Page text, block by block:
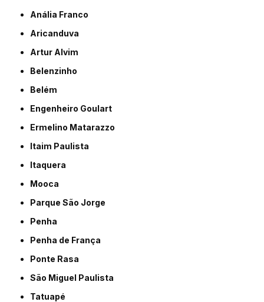
Anália Franco
Aricanduva
Artur Alvim
Belenzinho
Belém
Engenheiro Goulart
Ermelino Matarazzo
Itaim Paulista
Itaquera
Mooca
Parque São Jorge
Penha
Penha de França
Ponte Rasa
São Miguel Paulista
Tatuapé